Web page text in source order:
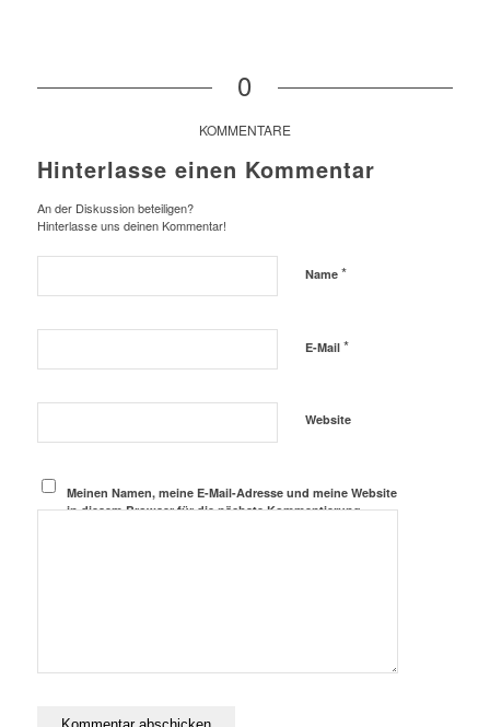
0
KOMMENTARE
Hinterlasse einen Kommentar
An der Diskussion beteiligen?
Hinterlasse uns deinen Kommentar!
Name *
E-Mail *
Website
Meinen Namen, meine E-Mail-Adresse und meine Website
in diesem Browser für die nächste Kommentierung